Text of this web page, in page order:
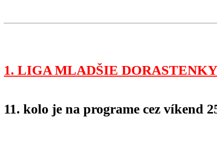
1. LIGA MLADŠIE
11. kolo je na programe cez víkend